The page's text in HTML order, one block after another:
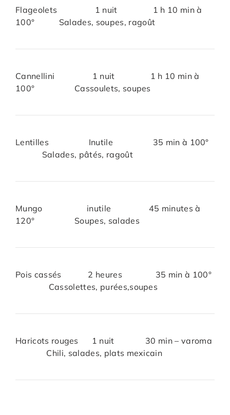
Flageolets 1 nuit 1 h 10 min à
100° Salades, soupes, ragoût
Cannellini 1 nuit 1 h 10 min à
100° Cassoulets, soupes
Lentilles Inutile 35 min à 100°
Salades, pâtés, ragoût
Mungo inutile 45 minutes à
120° Soupes, salades
Pois cassés 2 heures 35 min à 100°
Cassolettes, purées,soupes
Haricots rouges 1 nuit 30 min – varoma
Chili, salades, plats mexicain